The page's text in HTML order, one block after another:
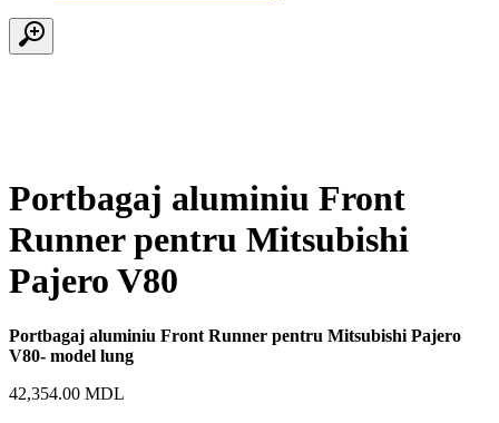
Portbagaj aluminiu Front
Runner pentru Mitsubishi
Pajero V80
Portbagaj aluminiu Front Runner pentru Mitsubishi Pajero
V80- model lung
42,354.00 MDL